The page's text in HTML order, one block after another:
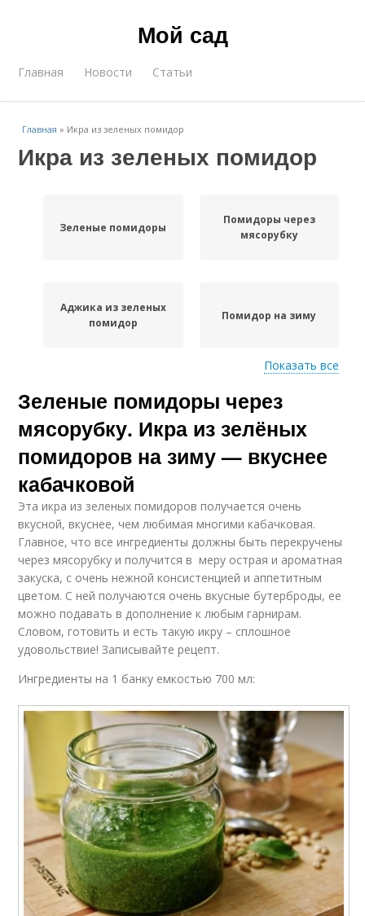
Мой сад
Главная Новости Статьи
Главная » Икра из зеленых помидор
Икра из зеленых помидор
Зеленые помидоры
Помидоры через
мясорубку
Аджика из зеленых
помидор
Помидор на зиму
Помидор с яблоками Помидор с морковью
Помидор с
Закуска под икру
Хреновина с
помидорами
Показать все
Зеленые помидоры через
мясорубку. Икра из зелёных
помидоров на зиму — вкуснее
кабачковой
Эта икра из зеленых помидоров получается очень
вкусной, вкуснее, чем любимая многими кабачковая.
Главное, что все ингредиенты должны быть перекручены
через мясорубку и получится в меру острая и ароматная
закуска, с очень нежной консистенцией и аппетитным
цветом. С ней получаются очень вкусные бутерброды, ее
можно подавать в дополнение к любым гарнирам.
Словом, готовить и есть такую икру – сплошное
удовольствие! Записывайте рецепт.
Ингредиенты на 1 банку емкостью 700 мл: